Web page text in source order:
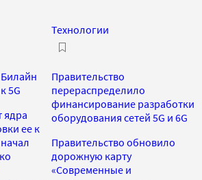
5G
ядра
ее к
Технологии
Правительство
перераспределило
финансирование разработки
оборудования сетей 5G и 6G
Правительство обновило
дорожную карту
«Современные и